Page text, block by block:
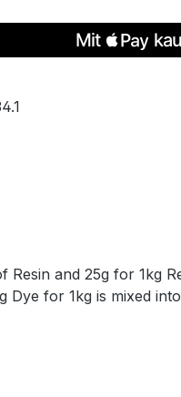
and 25g for 1kg
Dye for 1kg is mixed